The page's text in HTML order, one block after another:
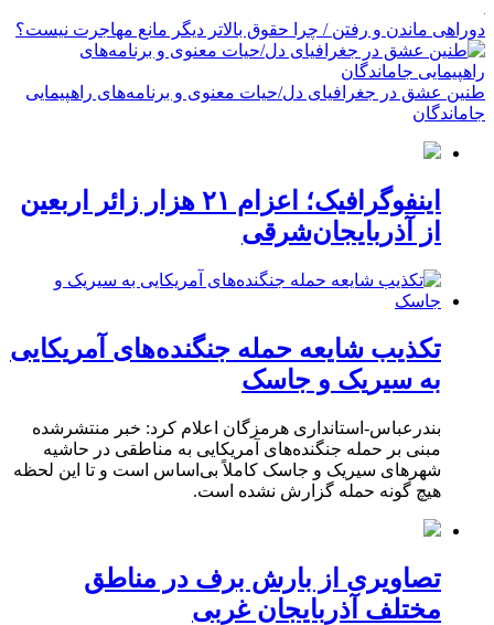
دوراهی ماندن و رفتن / چرا حقوق بالاتر دیگر مانع مهاجرت نیست؟
طنین عشق در جغرافیای دل/حیات معنوی و برنامه‌های راهپیمایی
جاماندگان
اینفوگرافیک؛ اعزام ۲۱ هزار زائر اربعین
از آذربایجان‌شرقی
تکذیب شایعه حمله جنگنده‌های آمریکایی
به سیریک و جاسک
بندرعباس-استانداری هرمزگان اعلام کرد: خبر منتشرشده
مبنی بر حمله جنگنده‌های آمریکایی به مناطقی در حاشیه
شهرهای سیریک و جاسک کاملاً بی‌اساس است و تا این لحظه
هیچ گونه حمله گزارش نشده است.
تصاویری از بارش برف در مناطق
مختلف آذربایجان غربی